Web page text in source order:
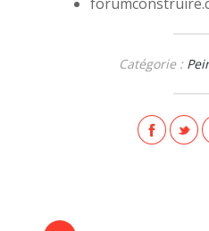
Catégorie :